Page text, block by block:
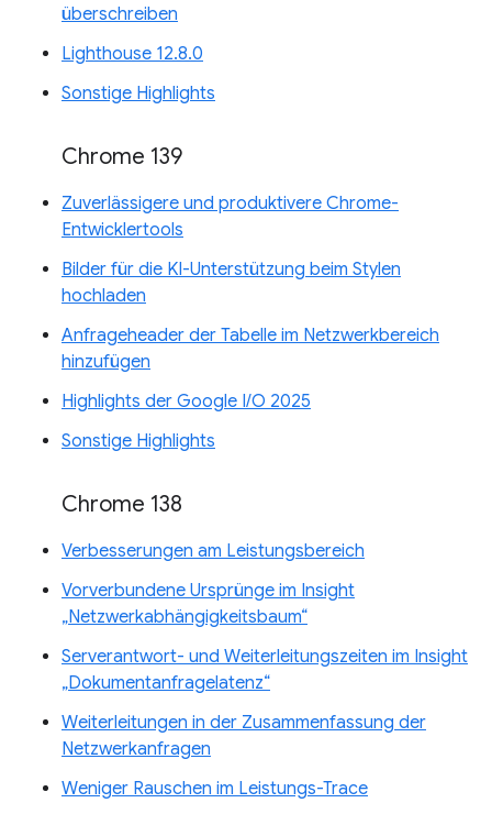
überschreiben
Lighthouse 12.8.0
Sonstige Highlights
Chrome 139
Zuverlässigere und produktivere Chrome-
Entwicklertools
Bilder für die KI-Unterstützung beim Stylen
hochladen
Anfrageheader der Tabelle im Netzwerkbereich
hinzufügen
Highlights der Google I/O 2025
Sonstige Highlights
Chrome 138
Verbesserungen am Leistungsbereich
Vorverbundene Ursprünge im Insight
„Netzwerkabhängigkeitsbaum“
Serverantwort- und Weiterleitungszeiten im Insight
„Dokumentanfragelatenz“
Weiterleitungen in der Zusammenfassung der
Netzwerkanfragen
Weniger Rauschen im Leistungs-Trace